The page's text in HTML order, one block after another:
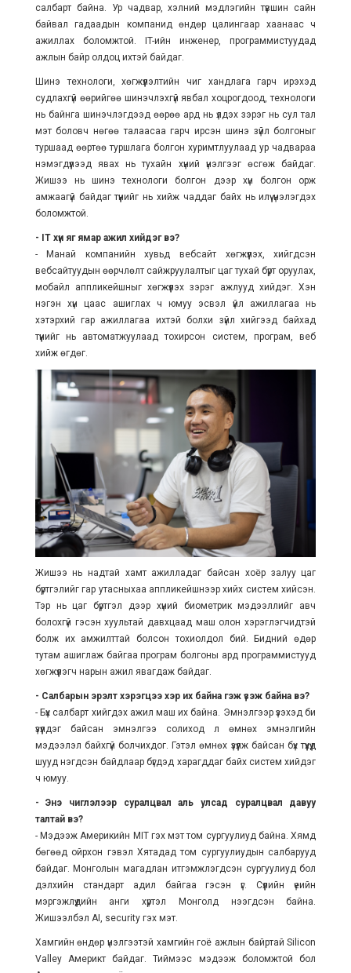
салбарт байна. Ур чадвар, хэлний мэдлэгийн түвшин сайн
байвал гадаадын компанид өндөр цалингаар хаанаас ч
ажиллах боломжтой. IT-ийн инженер, программистуудад
ажлын байр олдоц ихтэй байдаг.
Шинэ технологи, хөгжүүлэлтийн чиг хандлага гарч ирэхэд
судлахгүй өөрийгөө шинэчлэхгүй явбал хоцрогдоод, технологи
нь байнга шинэчлэгдээд өөрөө ард нь үлдэх зэрэг нь сул тал
мэт боловч нөгөө талаасаа гарч ирсэн шинэ зүйл болгоныг
туршаад өөртөө туршлага болгон хуримтлуулаад ур чадвараа
нэмэгдүүлээд явах нь тухайн хүний үнэлгээг өсгөж байдаг.
Жишээ нь шинэ технологи болгон дээр хүн болгон орж
амжаагүй байдаг түүнийг нь хийж чаддаг байх нь илүү үнэлэгдэх
боломжтой.
- IT хүн яг ямар ажил хийдэг вэ?
- Манай компанийн хувьд вебсайт хөгжүүлэх, хийгдсэн
вебсайтуудын өөрчлөлт сайжруулалтыг цаг тухай бүрт оруулах,
мобайл аппликейшныг хөгжүүлэх зэрэг ажлууд хийдэг. Хэн
нэгэн хүн цаас ашиглах ч юмуу эсвэл үйл ажиллагаа нь
хэтэрхий гар ажиллагаа ихтэй болхи зүйл хийгээд байхад
түүнийг нь автоматжуулаад тохирсон систем, програм, веб
хийж өгдөг.
Жишээ нь надтай хамт ажилладаг байсан хоёр залуу цаг
бүртгэлийг гар утасныхаа аппликейшнээр хийх систем хийсэн.
Тэр нь цаг бүртгэл дээр хүний биометрик мэдээллийг авч
болохгүй гэсэн хуультай давхцаад маш олон хэрэглэгчидтэй
болж их амжилттай болсон тохиолдол бий. Бидний өдөр
тутам ашиглаж байгаа програм болгоны ард программистууд
хөгжүүлэгч нарын ажил явагдаж байдаг.
- Салбарын эрэлт хэрэгцээ хэр их байна гэж үзэж байна вэ?
- Бүх салбарт хийгдэх ажил маш их байна. Эмнэлгээр үзэхэд би
үзүүлдэг байсан эмнэлгээ солиход л өмнөх эмнэлгийн
мэдээлэл байхгүй болчихдог. Гэтэл өмнөх үзүүлж байсан бүх түүхүүд
шууд нэгдсэн байдлаар бүгдэд харагддаг байх систем хийдэг
ч юмуу.
- Энэ чиглэлээр суралцвал аль улсад суралцвал давуу
талтай вэ?
- Мэдээж Америкийн MIT гэх мэт том сургуулиуд байна. Хямд
бөгөөд ойрхон гэвэл Хятадад том сургуулиудын салбарууд
байдаг. Монголын магадлан итгэмжлэгдсэн сургуулиуд бол
дэлхийн стандарт адил байгаа гэсэн үг. Сүүлийн үеийн
мэргэжлүүдийн анги хүртэл Монголд нээгдсэн байна.
Жишээлбэл AI, security гэх мэт.
Хамгийн өндөр үнэлгээтэй хамгийн гоё ажлын байртай Silicon
Valley Америкт байдаг. Тиймээс мэдээж боломжтой бол